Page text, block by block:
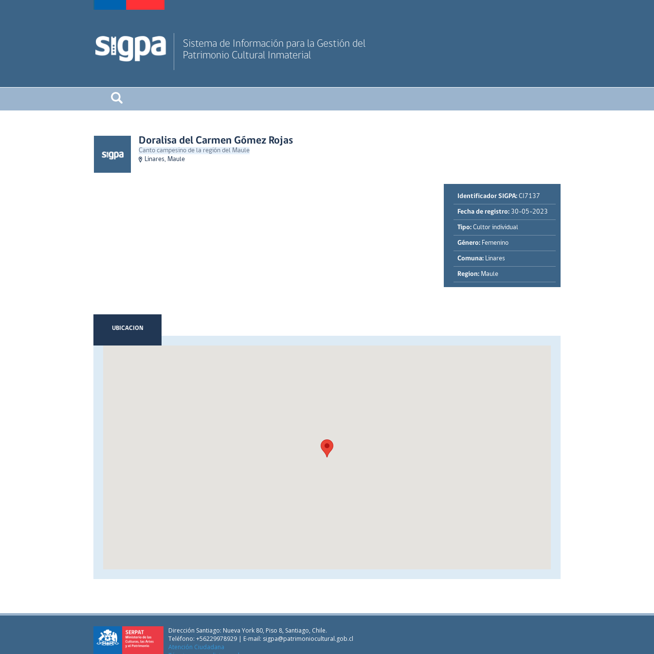
Sistema de Información para la Gestión del
Patrimonio Cultural Inmaterial
Doralisa del Carmen Gómez Rojas
Canto campesino de la región del Maule
Linares, Maule
Identificador SIGPA: CI7137
Fecha de registro: 30-05-2023
Tipo: Cultor individual
Género: Femenino
Comuna: Linares
Region: Maule
UBICACION
Dirección Santiago: Nueva York 80, Piso 8, Santiago, Chile.
Teléfono: +56229978929 | E-mail: sigpa@patrimoniocultural.gob.cl
Atención Ciudadana